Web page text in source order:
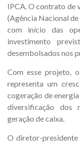
IPCA. O contrato de
(Agência Nacional
com início das
investimento
desembolsados nos
Com esse projeto,
representa um
cogeração de
diversificação dos
geração de caixa.
O diretor-presidente